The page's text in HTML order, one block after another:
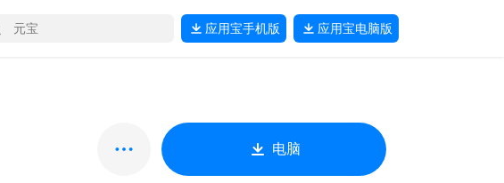
应用宝手机版 应用宝电脑版
电脑